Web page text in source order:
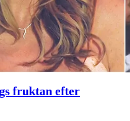
fruktan efter